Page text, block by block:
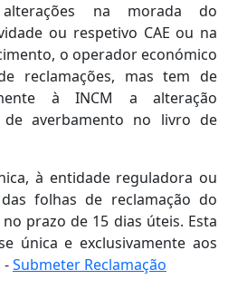
na morada do
ou respetivo CAE ou na
o operador económico
reclamações, mas tem de
à INCM a alteração
averbamento no livro de
à entidade reguladora ou
folhas de reclamação do
prazo de 15 dias úteis. Esta
única e exclusivamente aos
-Submeter Reclamação